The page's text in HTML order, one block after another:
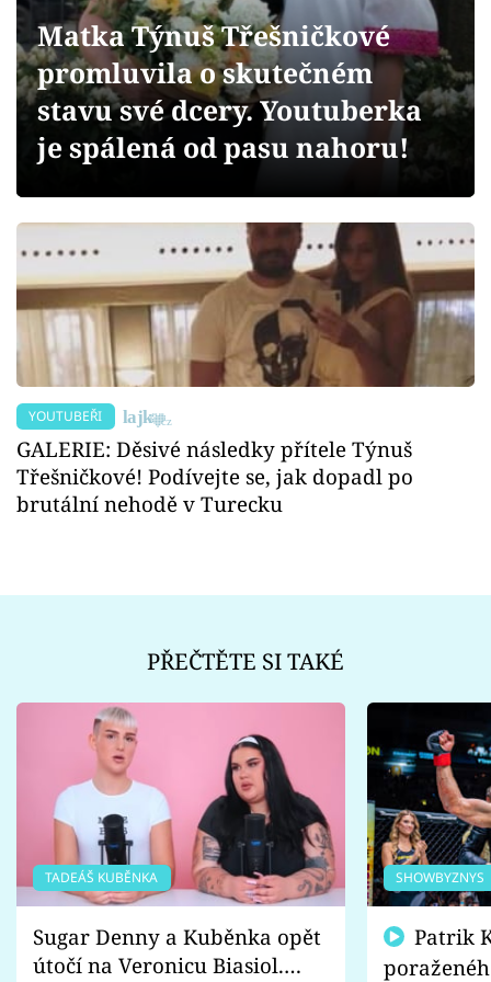
Videa
Sledujte prima+
Sledujte nás
Matka Týnuš Třešničkové
promluvila o skutečném
stavu své dcery. Youtuberka
je spálená od pasu nahoru!
YOUTUBEŘI
GALERIE: Děsivé následky přítele Týnuš
Třešničkové! Podívejte se, jak dopadl po
brutální nehodě v Turecku
PŘEČTĚTE SI TAKÉ
TADEÁŠ KUBĚNKA
Sugar Denny a Kuběnka opět
útočí na Veronicu Biasiol.
SHOWBYZNYS